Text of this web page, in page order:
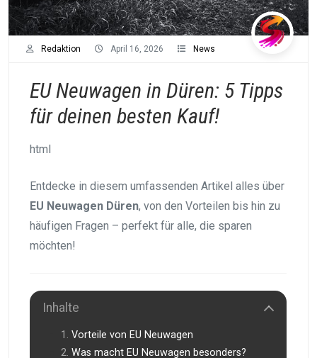
Redaktion April 16, 2026 News
EU Neuwagen in Düren: 5 Tipps
für deinen besten Kauf!
html
Entdecke in diesem umfassenden Artikel alles über
EU Neuwagen Düren, von den Vorteilen bis hin zu
häufigen Fragen – perfekt für alle, die sparen
möchten!
Inhalte
Vorteile von EU Neuwagen
Was macht EU Neuwagen besonders?